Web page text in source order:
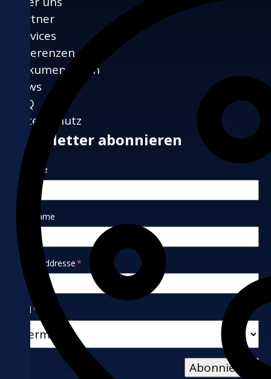
Partner
Services
Referenzen
Dokumentation
News
FAQ
Datenschutz
Newsletter abonnieren
Vorname
Nachname
E-Mail-Addresse*
Land*